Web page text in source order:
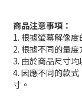
商品注意事項：
1. 根據螢幕解像
2. 根據不同的量
3. 由於商品尺寸
4. 因應不同的款
寸。